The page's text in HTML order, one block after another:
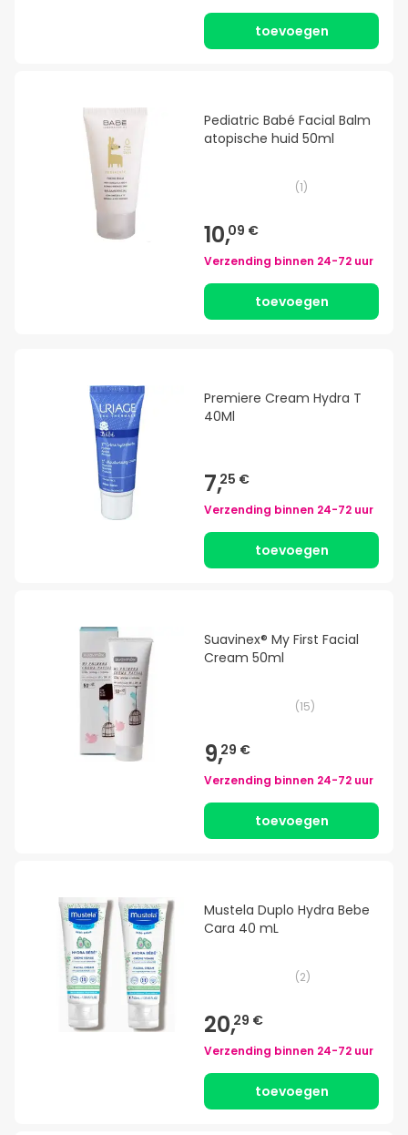
toevoegen
Pediatric Babé Facial Balm
atopische huid 50ml
(1)
10,09 €
Verzending binnen 24-72 uur
toevoegen
Premiere Cream Hydra T
40Ml
7,25 €
Verzending binnen 24-72 uur
toevoegen
Suavinex® My First Facial
Cream 50ml
(15)
9,29 €
Verzending binnen 24-72 uur
toevoegen
Mustela Duplo Hydra Bebe
Cara 40 mL
(2)
20,29 €
Verzending binnen 24-72 uur
toevoegen